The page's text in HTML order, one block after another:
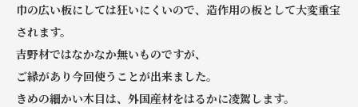
巾の広い板にしては狂いにくいので、造作用の板として大変重宝
されます。
吉野材ではなかなか無いものですが、
ご縁があり今回使うことが出来ました。
きめの細かい木目は、外国産材をはるかに凌駕します。